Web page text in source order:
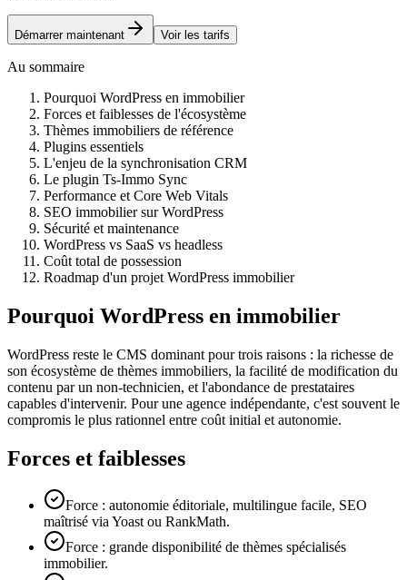
Démarrer maintenant Voir les tarifs
Au sommaire
Pourquoi WordPress en immobilier
Forces et faiblesses de l'écosystème
Thèmes immobiliers de référence
Plugins essentiels
L'enjeu de la synchronisation CRM
Le plugin Ts-Immo Sync
Performance et Core Web Vitals
SEO immobilier sur WordPress
Sécurité et maintenance
WordPress vs SaaS vs headless
Coût total de possession
Roadmap d'un projet WordPress immobilier
Pourquoi WordPress en immobilier
WordPress reste le CMS dominant pour trois raisons : la richesse de
son écosystème de thèmes immobiliers, la facilité de modification du
contenu par un non-technicien, et l'abondance de prestataires
capables d'intervenir. Pour une agence indépendante, c'est souvent le
compromis le plus rationnel entre coût initial et autonomie.
Forces et faiblesses
Force : autonomie éditoriale, multilingue facile, SEO
maîtrisé via Yoast ou RankMath.
Force : grande disponibilité de thèmes spécialisés
immobilier.